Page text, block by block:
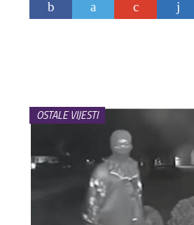
OSTALE VIJESTI